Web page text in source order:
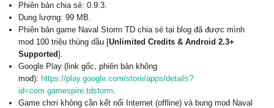
Phiên bản chia sẻ: 0.9.3.
Dung lượng: 99 MB.
Phiên bản game Naval Storm TD chia sẻ tại blog đã được mình
mod 100 triệu thùng dầu [Unlimited Credits & Android 2.3+
Supported].
Google Play (link gốc, phiên bản không
mod): https://play.google.com/store/apps/details?
id=com.gamespire.tdstorm.
Game chơi không cần kết nối Internet (offline) và bung mod Naval